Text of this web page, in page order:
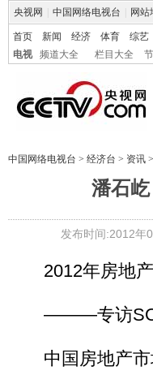
央视网 中国网络电视台 网站
首页 新闻 经济 体育 综艺
电视
频道大全 栏目大全
中国网络电视台 > 经济台 > 资讯 >
潘石
发布时间:2012年
2012年房地产
———专访SO
中国房地产市